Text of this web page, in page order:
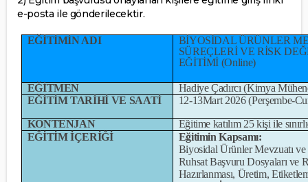
e-posta ile gönderilecektir.
EĞİTİMİN ADI
BİYOSİDAL ÜRÜNLER
SÜREÇLERİ VE RİSK
EĞİTİMİ (Online)
EĞİTMEN
Hadiye Çadırcı (Kimya
EĞİTİM TARİHİ VE SAATİ
12-13Mart 2026 (Perşembe-
KONTENJAN
Eğitime katılım 25 kişi ile
EĞİTİM İÇERİĞİ
Eğitimin Kapsamı:
Biyosidal Ürünler Mevzuatı
Ruhsat Başvuru Dosyaları ve
Hazırlanması, Üretim,